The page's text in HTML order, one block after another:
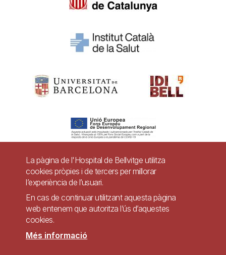
Pie
página
Contacte
Accessibilitat Avís legal Ajuda
La pàgina de l'Hospital de Bellvitge utilitza
cookies pròpies i de tercers per millorar
l’experiència de l’usuari.
En cas de continuar utilitzant aquesta pàgina
web entenem que autoritza l’ús d’aquestes
cookies.
Més informació